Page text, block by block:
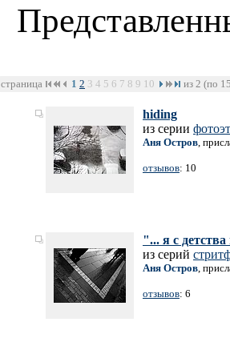
страница 1 2 3 4 5 6 7 8 9 10 из 2 (по
hiding
из серии
Аня Остров,
отзывов: 10
"... я с
из серий
Аня Остров,
отзывов: 6